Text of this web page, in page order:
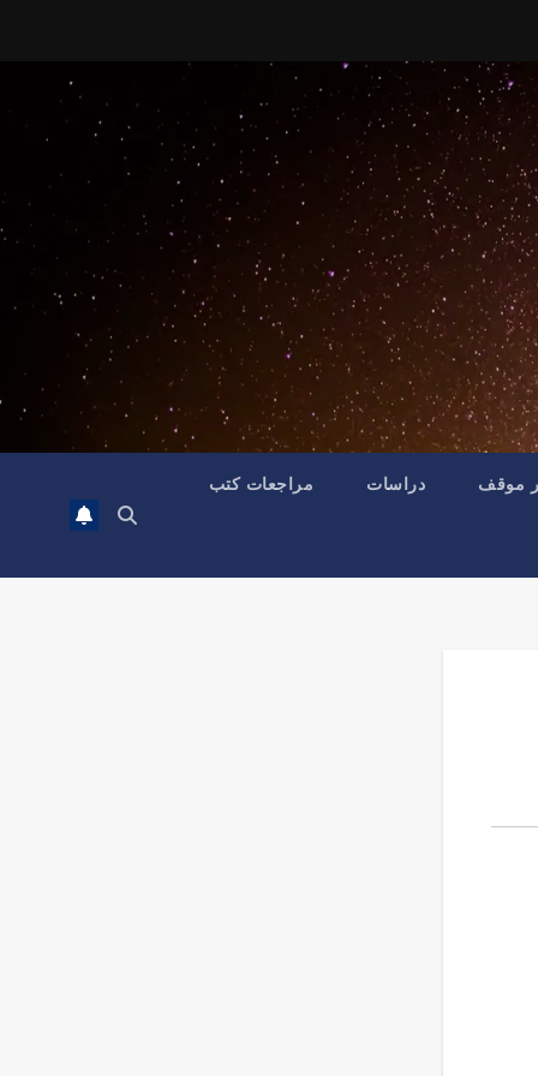
موقف دراسات مراجعات كتب